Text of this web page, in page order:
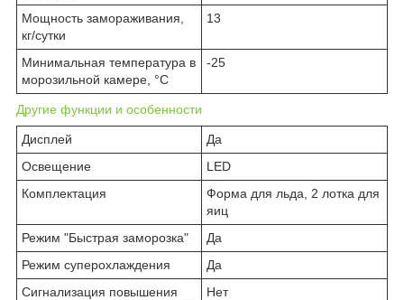
Мощность замораживания,
кг/сутки
13
Минимальная температура в
морозильной камере, °C
-25
Другие функции и особенности
Дисплей
Да
Освещение
LED
Комплектация
Форма для льда, 2 лотка для
яиц
Режим "Быстрая заморозка"
Да
Режим суперохлаждения
Да
Сигнализация повышения
Нет